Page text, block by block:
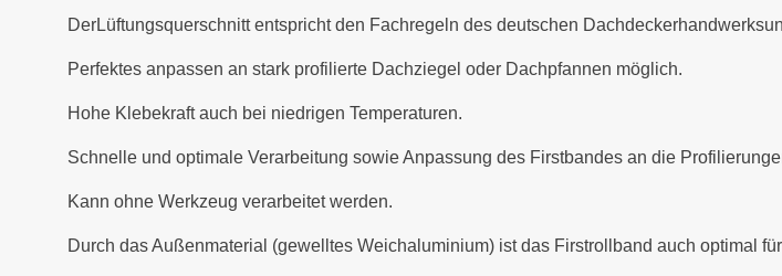
DerLüftungsquerschnitt entspricht den Fachregeln des deutschen
Perfektes anpassen an stark profilierte Dachziegel oder Dachpfannen möglich.
Hohe Klebekraft auch bei niedrigen Temperaturen.
Schnelle und optimale Verarbeitung sowie Anpassung des Firstbandes an die
Kann ohne Werkzeug verarbeitet werden.
Durch das Außenmaterial (gewelltes Weichaluminium) ist das Firstrollband auch optimal